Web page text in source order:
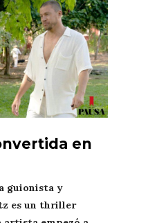
en
guionista y
es un thriller